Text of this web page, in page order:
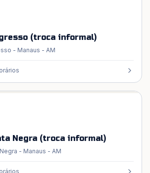
(troca informal)
- Manaus - AM
Negra (troca informal)
- Manaus - AM